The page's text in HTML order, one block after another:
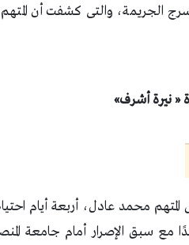
الجريمة، والتى كشفت أن
« نيرة أشرف»
محمد عادل، أربعة أيام
مع سبق الإصرار أمام جامعة